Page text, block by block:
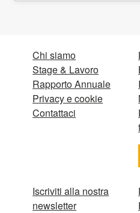
Chi siamo
Stage & Lavoro
Rapporto Annuale
Privacy e cookie
Contattaci
Iscriviti alla nostra
newsletter